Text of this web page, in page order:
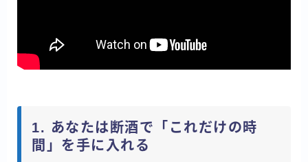
1. あなたは断酒で「これだけの時
間」を手に入れる